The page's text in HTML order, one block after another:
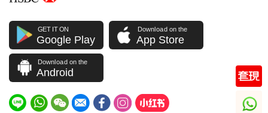
GET IT ON
Google Play
Download on the
App Store
Download on the
Android